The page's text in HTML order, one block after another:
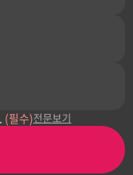
(필수)전문보기